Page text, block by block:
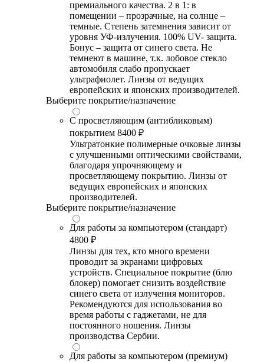
премиального качества. 2 в 1: в
помещении – прозрачные, на солнце –
темные. Степень затемнения зависит от
уровня УФ-излучения. 100% UV- защита.
Бонус – защита от синего света. Не
темнеют в машине, т.к. лобовое стекло
автомобиля слабо пропускает
ультрафиолет. Линзы от ведущих
европейских и японских производителей.
Выберите покрытие/назначение
С просветляющим (антибликовым)
покрытием 8400 ₽
Ультратонкие полимерные очковые линзы
с улучшенными оптическими свойствами,
благодаря упрочняющему и
просветляющему покрытию. Линзы от
ведущих европейских и японских
производителей.
Выберите покрытие/назначение
Для работы за компьютером (стандарт)
4800 ₽
Линзы для тех, кто много времени
проводит за экранами цифровых
устройств. Специальное покрытие (блю
блокер) помогает снизить воздействие
синего света от излучения мониторов.
Рекомендуются для использования во
время работы с гаджетами, не для
постоянного ношения. Линзы
производства Сербии.
Для работы за компьютером (премиум)